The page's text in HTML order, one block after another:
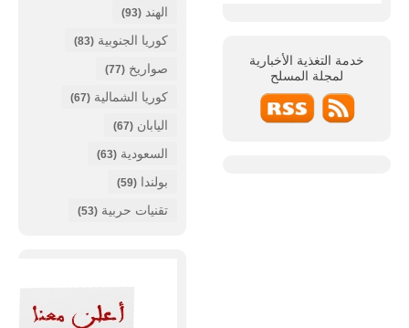
خدمة التغذية الأخبارية
لمجلة المسلح
الهند (93)
كوريا الجنوبية (83)
صواريخ (77)
كوريا الشمالية (67)
اليابان (67)
السعودية (63)
بولندا (59)
تقنيات حربية (53)